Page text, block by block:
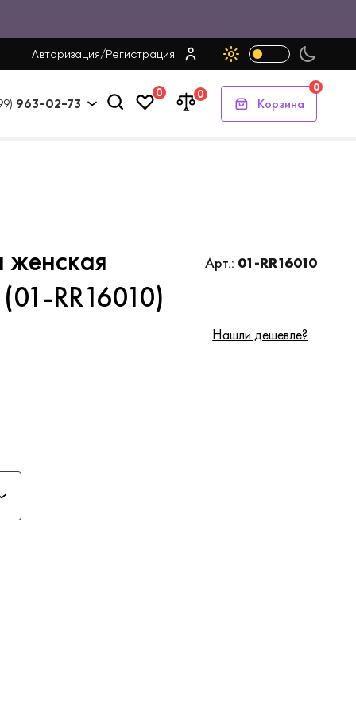
Авторизация/Регистрация
963-02-73
0 0
Корзина
0
женская
RR16010)
Арт.: 01-RR16010
Нашли дешевле?